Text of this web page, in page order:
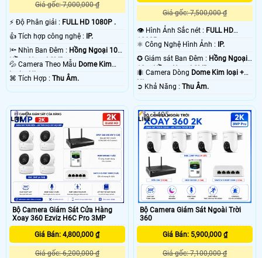
Giá gốc: 7,000,000 ₫
️⚡ Độ Phân giải : FULL HD 1080P .
👍 Tích hợp công nghệ :
IP.
🔦 Nhìn Ban Đêm : Hồng Ngoại 10m
Hồng Ngoại SMD.
💦 Camera Theo Mẫu Dome Kim
loại + Nhựa. ️⌘ Tích Hợp : Thu Âm.
Giá gốc: 7,500,000 ₫
👁 Hình Ảnh Sắc nét : FULL HD
1080P .
⚛️ Công Nghệ Hình Ảnh :
IP.
✪ Giám sát Ban Đêm : Hồng Ngoại
10m Hồng Ngoại SMD.
🐜 Camera Dòng Dome Kim loại +
Nhựa.
️➲ Khả Năng :Thu Âm.
Bộ Camera Giám Sát Cửa Hàng
Xoay 360 Ezviz H6C Pro 3MP
Giá Bán: 4,800,000 ₫
Giá gốc: 6,200,000 ₫
2
Bộ Camera Giám Sát Ngoài Trời
360
Giá Bán: 5,900,000 ₫
Giá gốc: 7,100,000 ₫
1405